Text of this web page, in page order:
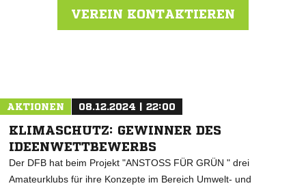
VEREIN KONTAKTIEREN
AKTIONEN 08.12.2024 | 22:00
KLIMASCHUTZ: GEWINNER DES
IDEENWETTBEWERBS
Der DFB hat beim Projekt "ANSTOSS FÜR GRÜN " drei
Amateurklubs für ihre Konzepte im Bereich Umwelt- und